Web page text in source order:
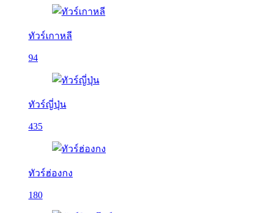
ทัวร์เกาหลี
94
ทัวร์ญี่ปุ่น
435
ทัวร์ฮ่องกง
180